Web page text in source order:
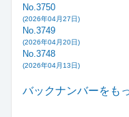
No.3750
(2026年04月27日)
No.3749
(2026年04月20日)
No.3748
(2026年04月13日)
バックナンバーをも